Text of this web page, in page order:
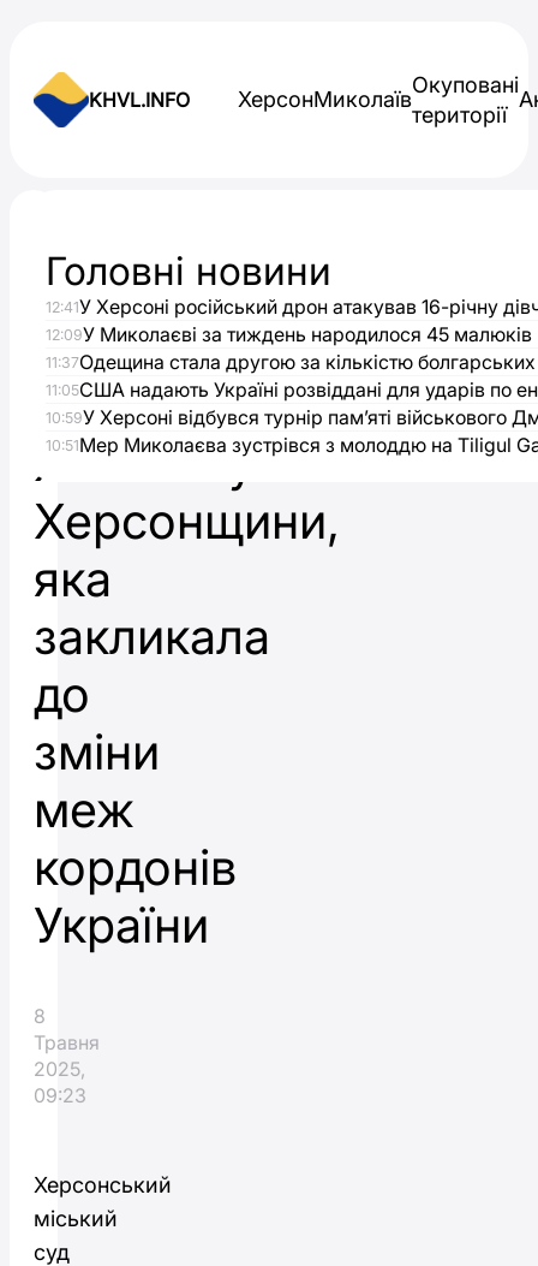
KHVL.INFO ХерсонМиколаїв
Окуповані
території
Суд
визнав
винною
жительку
Херсонщини,
яка
закликала
до
зміни
меж
кордонів
України
8
Травня
2025,
09:23
Херсонський
міський
суд
Головні новини
12:41У Херсоні російський дрон атакував 16-річну
12:09У Миколаєві за тиждень народилося 45 малюків
11:37Одещина стала другою за кількістю
11:05США надають Україні розвіддані для ударів по
10:59У Херсоні відбувся турнір пам’яті військового
10:51Мер Миколаєва зустрівся з молоддю на Tiligul